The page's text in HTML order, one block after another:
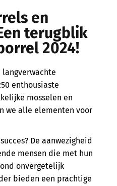
en
terugblik
2024!
enthousiaste
mosselen en
we alle elementen voor
De aanwezigheid
mensen die met hun
onvergetelijk
bieden een prachtige